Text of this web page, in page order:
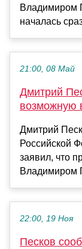
Владимиром
началась
21:00, 08 Май
Дмитрий
возможную
Дмитрий
Российской
заявил, что
Владимиром
22:00, 19 Ноя
Песков